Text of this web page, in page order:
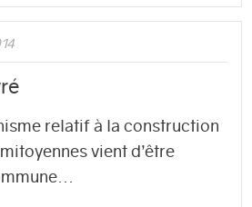
relatif à la construction
vient d’être